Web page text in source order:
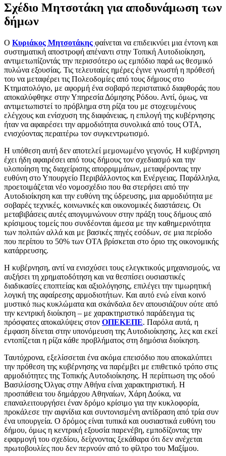
Σχέδιο Μητσοτάκη για αποδυνάμωση των
δήμων
Ο Κυριάκος Μητσοτάκης φαίνεται να επιδεικνύει μια έντονη και
συστηματική αποστροφή απέναντι στην Τοπική Αυτοδιοίκηση,
αντιμετωπίζοντάς την περισσότερο ως εμπόδιο παρά ως θεσμικό
πυλώνα εξουσίας. Τις τελευταίες ημέρες έγινε γνωστή η πρόθεσή
του να μεταφέρει τις Πολεοδομίες από τους δήμους στο
Κτηματολόγιο, με αφορμή ένα σοβαρό περιστατικό διαφθοράς που
αποκαλύφθηκε στην Υπηρεσία Δόμησης Ρόδου. Αντί, όμως, να
αντιμετωπιστεί το πρόβλημα στη ρίζα του με στοχευμένους
ελέγχους και ενίσχυση της διαφάνειας, η επιλογή της κυβέρνησης
ήταν να αφαιρέσει την αρμοδιότητα συνολικά από τους ΟΤΑ,
ενισχύοντας περαιτέρω τον συγκεντρωτισμό.
Η υπόθεση αυτή δεν αποτελεί μεμονωμένο γεγονός. Η κυβέρνηση
έχει ήδη αφαιρέσει από τους δήμους τον σχεδιασμό και την
υλοποίηση της διαχείρισης απορριμμάτων, μεταφέροντας την
ευθύνη στο Υπουργείο Περιβάλλοντος και Ενέργειας. Παράλληλα,
προετοιμάζεται νέο νομοσχέδιο που θα στερήσει από την
Αυτοδιοίκηση και την ευθύνη της ύδρευσης, μια αρμοδιότητα με
σοβαρές τεχνικές, κοινωνικές και οικονομικές διαστάσεις. Οι
μεταβιβάσεις αυτές απογυμνώνουν στην πράξη τους δήμους από
κρίσιμους τομείς που συνδέονται άμεσα με την καθημερινότητα
των πολιτών αλλά και με βασικές πηγές εσόδων, σε μια περίοδο
που περίπου το 50% των ΟΤΑ βρίσκεται στο όριο της οικονομικής
κατάρρευσης.
Η κυβέρνηση, αντί να ενισχύσει τους ελεγκτικούς μηχανισμούς, να
αυξήσει τη χρηματοδότηση και να θεσπίσει ουσιαστικές
διαδικασίες εποπτείας και αξιολόγησης, επιλέγει την τιμωρητική
λογική της αφαίρεσης αρμοδιοτήτων. Και αυτό ενώ είναι κοινό
μυστικό πως κυκλώματα και σκάνδαλα δεν απουσιάζουν ούτε από
την κεντρική διοίκηση – με χαρακτηριστικό παράδειγμα τις
πρόσφατες αποκαλύψεις στον ΟΠΕΚΕΠΕ. Παρόλα αυτά, η
έμφαση δίνεται στην υπονόμευση της Αυτοδιοίκησης, λες και εκεί
εντοπίζεται η ρίζα κάθε προβλήματος στη δημόσια διοίκηση.
Ταυτόχρονα, εξελίσσεται ένα ακόμα επεισόδιο που αποκαλύπτει
την πρόθεση της κυβέρνησης να παρέμβει με επιθετικό τρόπο στις
αρμοδιότητες της Τοπικής Αυτοδιοίκησης. Η περίπτωση της οδού
Βασιλίσσης Όλγας στην Αθήνα είναι χαρακτηριστική. Η
προσπάθεια του δημάρχου Αθηναίων, Χάρη Δούκα, να
επαναλειτουργήσει έναν δρόμο κρίσιμο για την κυκλοφορία,
προκάλεσε την αιφνίδια και συντονισμένη αντίδραση από τρία συν
ένα υπουργεία. Ο δρόμος είναι τυπικά και ουσιαστικά ευθύνη του
δήμου, όμως η κεντρική εξουσία παρενέβη, εμποδίζοντας την
εφαρμογή του σχεδίου, δείχνοντας ξεκάθαρα ότι δεν ανέχεται
πρωτοβουλίες που δεν περνούν από το φίλτρο του Μαξίμου.